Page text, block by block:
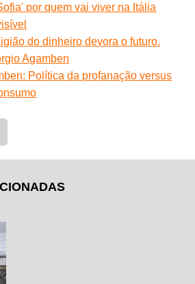
por quem vai viver na Itália
do dinheiro devora o futuro.
Agamben
Política da profanação versus